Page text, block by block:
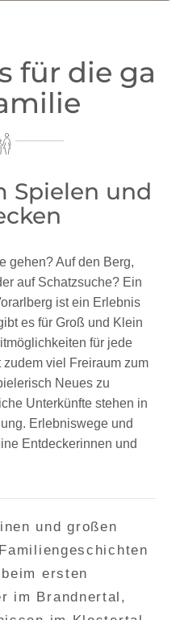
für die ga
Spielen und
gehen? Auf den Berg,
auf Schatzsuche? Ein
ist ein Erlebnis
es für Groß und Klein
für jede
viel Freiraum zum
Neues zu
Unterkünfte stehen in
Erlebniswege und
Entdeckerinnen und
und großen
ersten
im Brandnertal,